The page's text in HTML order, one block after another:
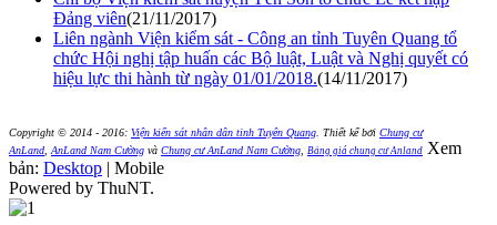
Đảng viên(21/11/2017)
Liên ngành Viện kiểm sát - Công an tỉnh Tuyên Quang tổ
chức Hội nghị tập huấn các Bộ luật, Luật và Nghị quyết có
hiệu lực thi hành từ ngày 01/01/2018.(14/11/2017)
Copyright © 2014 - 2016: Viện kiển sát nhân dân tỉnh Tuyên Quang Thiết kế bởi Chung cư
AnLand AnLand Nam Cường và Chung cư AnLand Nam Cường Bảng giá chung cư Anland Xem
bản: Desktop | Mobile
Powered by ThuNT.